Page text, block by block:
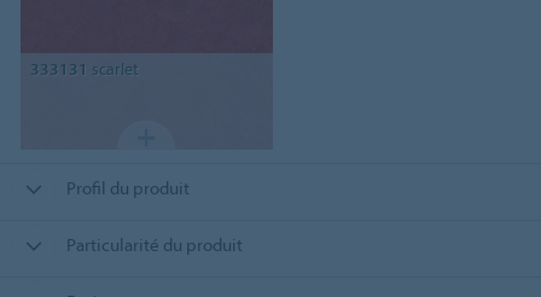
333131 scarlet
Profil du produit
Particularité du produit